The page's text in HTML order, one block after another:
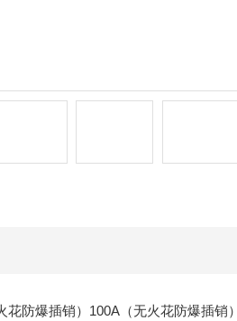
防爆插销）100A（无火花防爆插销）